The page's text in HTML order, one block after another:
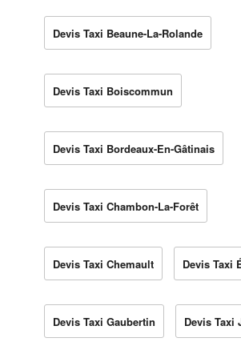
Devis Taxi Beaune-La-Rolande
Devis Taxi Boiscommun
Devis Taxi Bordeaux-En-Gâtinais
Devis Taxi Chambon-La-Forêt
Devis Taxi Chemault Devis Taxi
Devis Taxi Gaubertin Devis Taxi